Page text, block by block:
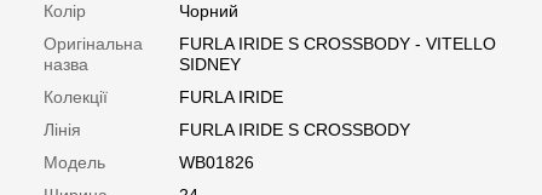
Колір
Чорний
Оригінальна
назва
FURLA IRIDE S CROSSBODY - VITELLO
SIDNEY
Колекції
FURLA IRIDE
Лінія
FURLA IRIDE S CROSSBODY
Модель
WB01826